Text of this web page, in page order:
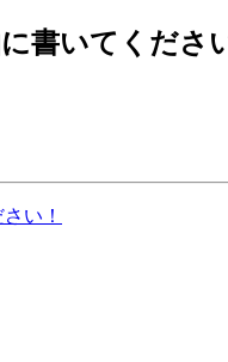
書いてくださ
い！